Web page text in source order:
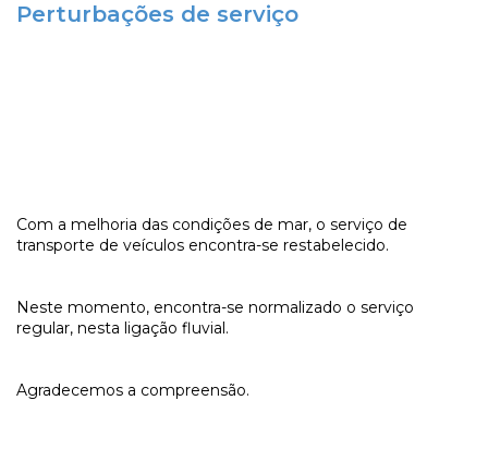
Perturbações de serviço
Com a melhoria das condições de mar, o serviço de
transporte de veículos encontra-se restabelecido.
Neste momento, encontra-se normalizado o serviço
regular, nesta ligação fluvial.
Agradecemos a compreensão.